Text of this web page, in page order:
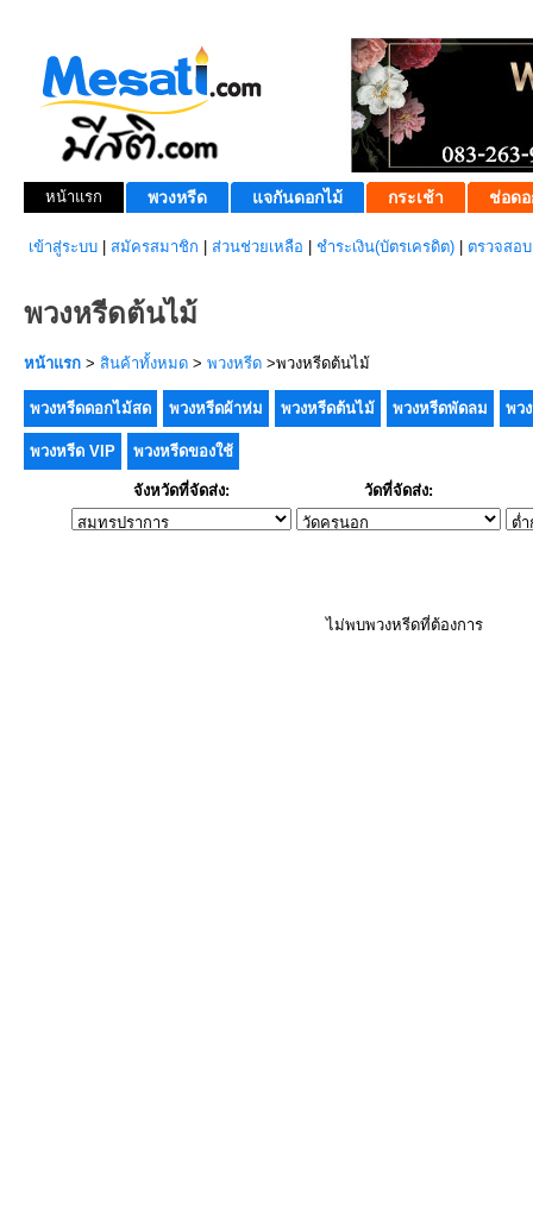
หน้าแรก พวงหรีด แจกันดอกไม้ กระเช้า ช่อดอ
เข้าสู่ระบบ สมัครสมาชิก ส่วนช่วยเหลือ ชำระเงิน(บัตรเครดิต) ตรวจสอ
พวงหรีดต้นไม้
หน้าแรก > สินค้าทั้งหมด > พวงหรีด >พวงหรีดต้นไม้
พวงหรีดดอกไม้สด พวงหรีดผ้าห่ม พวงหรีดต้นไม้ พวงหรีดพัดลม พว
พวงหรีด VIP พวงหรีดของใช้
จังหวัดที่จัดส่ง: วัดที่จัดส่ง:
ไม่พบพวงหรีดที่ต้องการ